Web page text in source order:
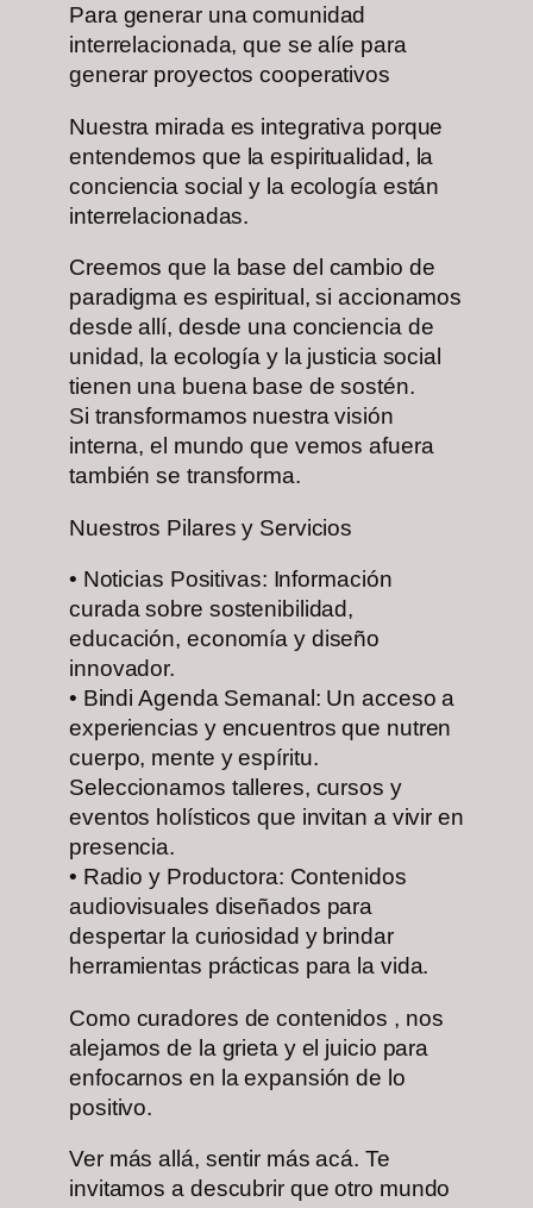
Para generar una comunidad
interrelacionada, que se alíe para
generar proyectos cooperativos
Nuestra mirada es integrativa porque
entendemos que la espiritualidad, la
conciencia social y la ecología están
interrelacionadas.
Creemos que la base del cambio de
paradigma es espiritual, si accionamos
desde allí, desde una conciencia de
unidad, la ecología y la justicia social
tienen una buena base de sostén.
Si transformamos nuestra visión
interna, el mundo que vemos afuera
también se transforma.
Nuestros Pilares y Servicios
•⁠ ⁠Noticias Positivas: Información
curada sobre sostenibilidad,
educación, economía y diseño
innovador.
•⁠ ⁠Bindi Agenda Semanal: Un acceso a
experiencias y encuentros que nutren
cuerpo, mente y espíritu.
Seleccionamos talleres, cursos y
eventos holísticos que invitan a vivir en
presencia.
•⁠ ⁠Radio y Productora: Contenidos
audiovisuales diseñados para
despertar la curiosidad y brindar
herramientas prácticas para la vida.
Como curadores de contenidos , nos
alejamos de la grieta y el juicio para
enfocarnos en la expansión de lo
positivo.
Ver más allá, sentir más acá. Te
invitamos a descubrir que otro mundo